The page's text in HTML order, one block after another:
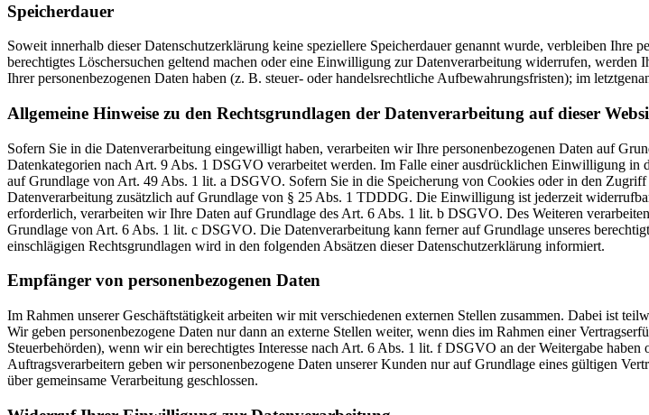
Speicherdauer
Soweit innerhalb dieser Datenschutzerklärung keine speziellere Speicherdauer genannt wurde, verbleiben
berechtigtes Löschersuchen geltend machen oder eine Einwilligung zur Datenverarbeitung widerrufen,
Ihrer personenbezogenen Daten haben (z. B. steuer- oder handelsrechtliche Aufbewahrungsfristen); im
Allgemeine Hinweise zu den Rechtsgrundlagen der Datenverarbeitung auf dieser
Sofern Sie in die Datenverarbeitung eingewilligt haben, verarbeiten wir Ihre personenbezogenen Daten auf
Datenkategorien nach Art. 9 Abs. 1 DSGVO verarbeitet werden. Im Falle einer ausdrücklichen Einwilligung in
auf Grundlage von Art. 49 Abs. 1 lit. a DSGVO. Sofern Sie in die Speicherung von Cookies oder in den
Datenverarbeitung zusätzlich auf Grundlage von § 25 Abs. 1 TDDDG. Die Einwilligung ist jederzeit
erforderlich, verarbeiten wir Ihre Daten auf Grundlage des Art. 6 Abs. 1 lit. b DSGVO. Des Weiteren
Grundlage von Art. 6 Abs. 1 lit. c DSGVO. Die Datenverarbeitung kann ferner auf Grundlage unseres
einschlägigen Rechtsgrundlagen wird in den folgenden Absätzen dieser Datenschutzerklärung informiert.
Empfänger von personenbezogenen Daten
Im Rahmen unserer Geschäftstätigkeit arbeiten wir mit verschiedenen externen Stellen zusammen. Dabei ist
Wir geben personenbezogene Daten nur dann an externe Stellen weiter, wenn dies im Rahmen einer
Steuerbehörden), wenn wir ein berechtigtes Interesse nach Art. 6 Abs. 1 lit. f DSGVO an der Weitergabe
Auftragsverarbeitern geben wir personenbezogene Daten unserer Kunden nur auf Grundlage eines gültigen
über gemeinsame Verarbeitung geschlossen.